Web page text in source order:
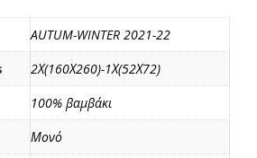
AUTUM-WINTER 2021-22
2Χ(160Χ260)-1Χ(52Χ72)
100% βαμβάκι
Μονό